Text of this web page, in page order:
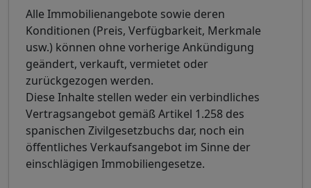
Alle Immobilienangebote sowie deren
Konditionen (Preis, Verfügbarkeit, Merkmale
usw.) können ohne vorherige Ankündigung
geändert, verkauft, vermietet oder
zurückgezogen werden.
Diese Inhalte stellen weder ein verbindliches
Vertragsangebot gemäß Artikel 1.258 des
spanischen Zivilgesetzbuchs dar, noch ein
öffentliches Verkaufsangebot im Sinne der
einschlägigen Immobiliengesetze.